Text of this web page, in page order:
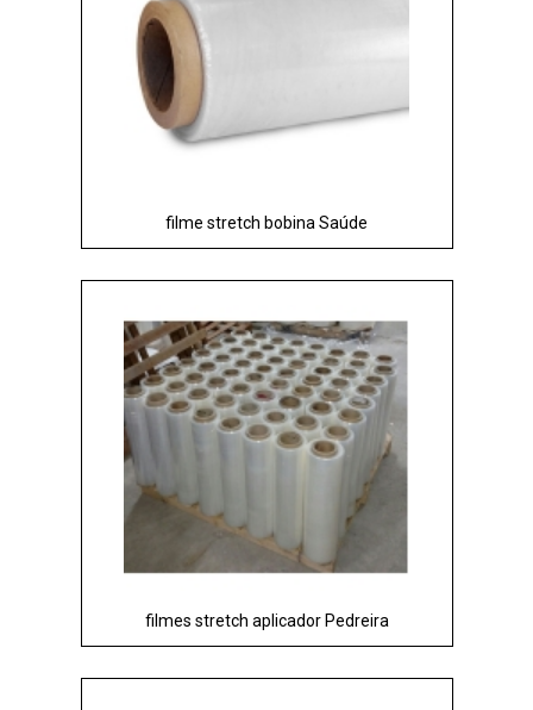
filme stretch bobina Saúde
filmes stretch aplicador Pedreira